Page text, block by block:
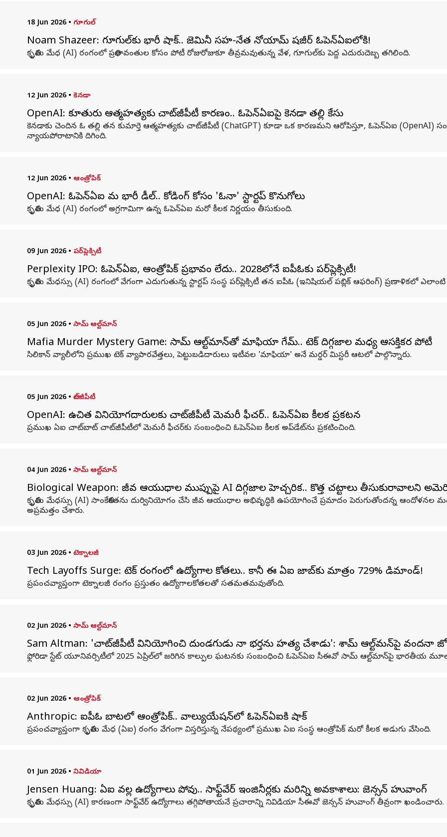
18 Jun 2026 • గూగుల్
Noam Shazeer: గూగుల్‌కు భారీ షాక్.. జెమినీ సహ-నేత నోయామ్ షజీర్ ఓపెన్‌ఏఐలోకి!
కృత్రిమ మేధ (AI) రంగంలో ప్రతిభావంతుల కోసం పోటీ రోజురోజుకూ తీవ్రమవుతున్న వేళ, గూగుల్‌కు పెద్ద ఎదురుదెబ్బ తగిలింది.
12 Jun 2026 • కెనడా
OpenAI: కూతురు ఆత్మహత్యకు చాట్‌జీపీటీ కారణం.. ఓపెన్‌ఏఐపై కెనడా తల్లి కేసు
కెనడాకు చెందిన ఓ తల్లి తన కుమార్తె ఆత్మహత్యకు చాట్‌జీపీటీ (ChatGPT) కూడా ఒక కారణమని ఆరోపిస్తూ, ఓపెన్‌ఏఐ (OpenAI)
న్యాయపోరాటానికి దిగింది.
12 Jun 2026 • ఆంత్రోపిక్
OpenAI: ఓపెన్‌ఏఐ మరో భారీ డీల్.. కోడింగ్ కోసం 'ఓనా' స్టార్టప్ కొనుగోలు
కృత్రిమ మేధ (AI) రంగంలో అగ్రగామిగా ఉన్న ఓపెన్‌ఏఐ మరో కీలక నిర్ణయం తీసుకుంది.
09 Jun 2026 • పర్‌ప్లెక్సిటీ
Perplexity IPO: ఓపెన్‌ఏఐ, ఆంత్రోపిక్ ప్రభావం లేదు.. 2028లోనే ఐపీఓకు పర్‌ప్లెక్సిటీ!
కృత్రిమ మేధస్సు (AI) రంగంలో వేగంగా ఎదుగుతున్న స్టార్టప్ సంస్థ పర్‌ప్లెక్సిటీ తన ఐపీఓ (ఇనిషియల్ పబ్లిక్ ఆఫరింగ్) ప్రణాళికలో
05 Jun 2026 • సామ్ ఆల్ట్‌మాన్‌
Mafia Murder Mystery Game: సామ్ ఆల్ట్‌మాన్‌తో మాఫియా గేమ్.. టెక్ దిగ్గజాల మధ్య ఆసక్తికర పోటీ
సిలికాన్ వ్యాలీలోని ప్రముఖ టెక్ వ్యాపారవేత్తలు, పెట్టుబడిదారులు ఇటీవల 'మాఫియా' అనే మర్డర్ మిస్టరీ ఆటలో పాల్గొన్నారు.
05 Jun 2026 • చాట్‌జీపీటీ
OpenAI: ఉచిత వినియోగదారులకు చాట్‌జీపీటీ మెమరీ ఫీచర్‌.. ఓపెన్‌ఏఐ కీలక ప్రకటన
ప్రముఖ ఏఐ చాట్‌బాట్‌ చాట్‌జీపీటీలో మెమరీ ఫీచర్‌కు సంబంధించి ఓపెన్‌ఏఐ కీలక అప్‌డేట్‌ను ప్రకటించింది.
04 Jun 2026 • సామ్ ఆల్ట్‌మాన్‌
Biological Weapon: జీవ ఆయుధాల ముప్పుపై AI దిగ్గజాల హెచ్చరిక.. కొత్త చట్టాలు తీసుకురావాలని అమెరికా
కృత్రిమ మేధస్సు (AI) సాంకేతికతను దుర్వినియోగం చేసి జీవ ఆయుధాల అభివృద్ధికి ఉపయోగించే ప్రమాదం పెరుగుతోందన్న ఆందోళనల
అప్రమత్తం చేశారు.
03 Jun 2026 • టెక్నాలజీ
Tech Layoffs Surge: టెక్ రంగంలో ఉద్యోగాల కోతలు.. కానీ ఈ ఏఐ జాబ్‌కు మాత్రం 729% డిమాండ్!
ప్రపంచవ్యాప్తంగా టెక్నాలజీ రంగం ప్రస్తుతం ఉద్యోగాలకోతలతో సతమతమవుతోంది.
02 Jun 2026 • సామ్ ఆల్ట్‌మాన్‌
Sam Altman: 'చాట్‌జీపీటీ వినియోగించి దుండగుడు నా భర్తను హత్య చేశాడు': శామ్ ఆల్ట్‌మన్‌పై వందనా
ఫ్లోరిడా స్టేట్ యూనివర్సిటీలో 2025 ఏప్రిల్‌లో జరిగిన కాల్పుల ఘటనకు సంబంధించి ఓపెన్‌ఏఐ సీఈవో సామ్ ఆల్ట్‌మాన్‌పై భారతీయ
02 Jun 2026 • ఆంత్రోపిక్
Anthropic: ఐపీఓ బాటలో ఆంత్రోపిక్.. వాల్యుయేషన్‌లో ఓపెన్ఏఐకి షాక్
ప్రపంచవ్యాప్తంగా కృత్రిమ మేధ (ఏఐ) రంగం వేగంగా విస్తరిస్తున్న నేపథ్యంలో ప్రముఖ ఏఐ సంస్థ ఆంత్రోపిక్ మరో కీలక అడుగు వేసింది.
01 Jun 2026 • నివిడియా
Jensen Huang: ఏఐ వల్ల ఉద్యోగాలు పోవు.. సాఫ్ట్‌వేర్ ఇంజినీర్లకు మరిన్ని అవకాశాలు: జెన్సన్ హువాంగ్
కృత్రిమ మేధస్సు (AI) కారణంగా సాఫ్ట్‌వేర్ ఉద్యోగాలు తగ్గిపోతాయనే ప్రచారాన్ని నివిడియా సీఈవో జెన్సన్ హువాంగ్ తీవ్రంగా ఖండించారు.